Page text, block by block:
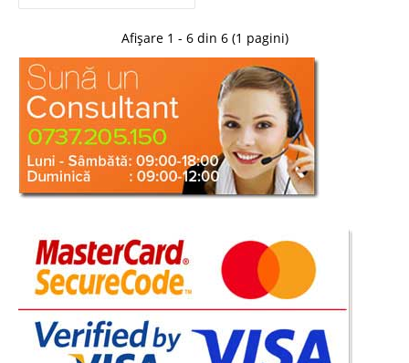
Birou copii ieftin Keywords
Birou copii ieftin Keywords | Birouri ieftine pentru copii Birouri pentru
copii Keywo..
237 Lei
Pret Redus 179 Lei
Afișare 1 - 6 din 6 (1 pagini)